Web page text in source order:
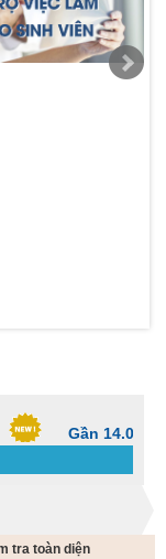
Gần 14.000 thí sinh
tra toàn diện